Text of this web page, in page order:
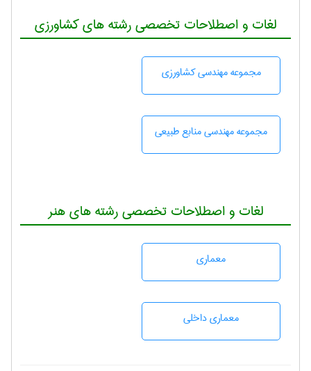
لغات و اصطلاحات تخصصی رشته های کشاورزی
مجموعه مهندسی كشاورزی
مجموعه مهندسی منابع طبيعی
لغات و اصطلاحات تخصصی رشته های هنر
معماری
معماری داخلی